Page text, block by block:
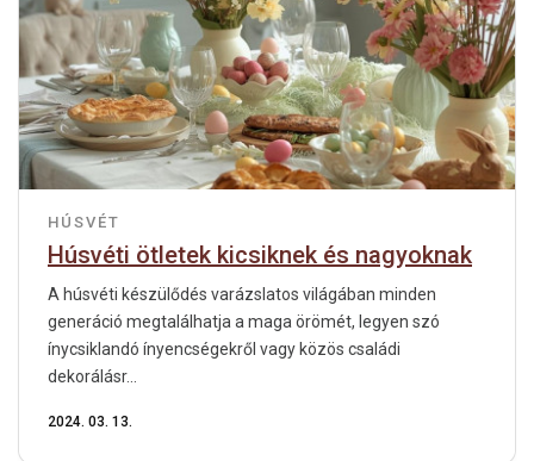
HÚSVÉT
Húsvéti ötletek kicsiknek és nagyoknak
A húsvéti készülődés varázslatos világában minden
generáció megtalálhatja a maga örömét, legyen szó
ínycsiklandó ínyencségekről vagy közös családi
dekorálásr...
2024. 03. 13.